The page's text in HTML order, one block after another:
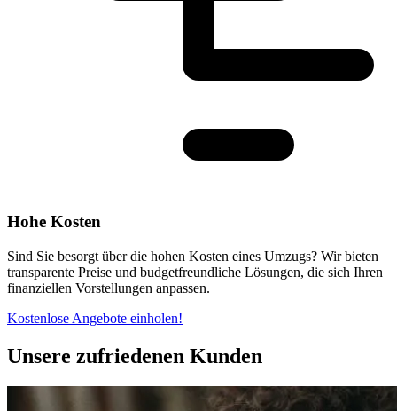
Hohe Kosten
Sind Sie besorgt über die hohen Kosten eines Umzugs? Wir bieten
transparente Preise und budgetfreundliche Lösungen, die sich Ihren
finanziellen Vorstellungen anpassen.
Kostenlose Angebote einholen!
Unsere zufriedenen Kunden